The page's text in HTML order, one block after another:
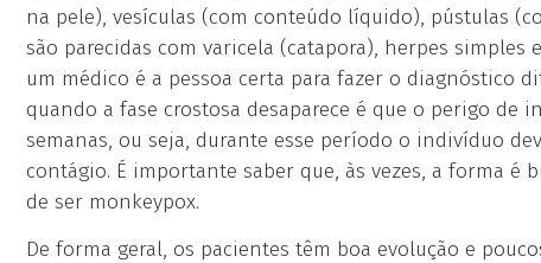
na pele), vesículas (com conteúdo líquido), pústulas
são parecidas com varicela (catapora), herpes
um médico é a pessoa certa para fazer o diagnóstico
quando a fase crostosa desaparece é que o perigo de
semanas, ou seja, durante esse período o indivíduo
contágio. É importante saber que, às vezes, a forma
de ser monkeypox.
De forma geral, os pacientes têm boa evolução e